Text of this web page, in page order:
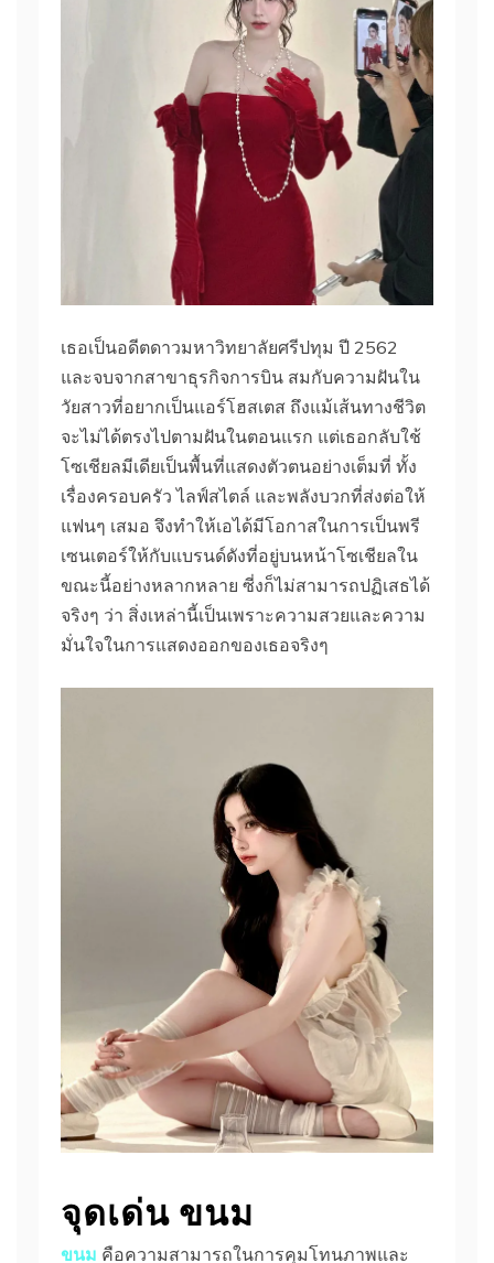
เธอเป็นอดีตดาวมหาวิทยาลัยศรีปทุม ปี 2562
และจบจากสาขาธุรกิจการบิน สมกับความฝันใน
วัยสาวที่อยากเป็นแอร์โฮสเตส ถึงแม้เส้นทางชีวิต
จะไม่ได้ตรงไปตามฝันในตอนแรก แต่เธอกลับใช้
โซเชียลมีเดียเป็นพื้นที่แสดงตัวตนอย่างเต็มที่ ทั้ง
เรื่องครอบครัว ไลฟ์สไตล์ และพลังบวกที่ส่งต่อให้
แฟนๆ เสมอ จึงทำให้เอได้มีโอกาสในการเป็นพรี
เซนเตอร์ให้กับแบรนด์ดังที่อยู่บนหน้าโซเชียลใน
ขณะนี้อย่างหลากหลาย ซี่งก็ไม่สามารถปฏิเสธได้
จริงๆ ว่า สิ่งเหล่านี้เป็นเพราะความสวยและความ
มั่นใจในการแสดงออกของเธอจริงๆ
จุดเด่น ขนม
ขนม คือความสามารถในการคุมโทนภาพและ